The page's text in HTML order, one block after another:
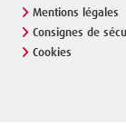
Mentions légales
Consignes de
Cookies